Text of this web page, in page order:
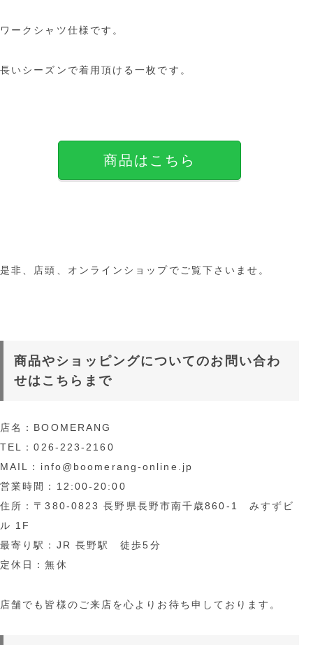
ワークシャツ仕様です。
長いシーズンで着用頂ける一枚です。
商品はこちら
是非、店頭、オンラインショップでご覧下さいませ。
商品やショッピングについてのお問い合わ
せはこちらまで
店名：BOOMERANG
TEL：026-223-2160
MAIL：info@boomerang-online.jp
営業時間：12:00-20:00
住所：〒380-0823 長野県長野市南千歳860-1 みすずビ
ル 1F
最寄り駅：JR 長野駅 徒歩5分
定休日：無休
店舗でも皆様のご来店を心よりお待ち申しております。